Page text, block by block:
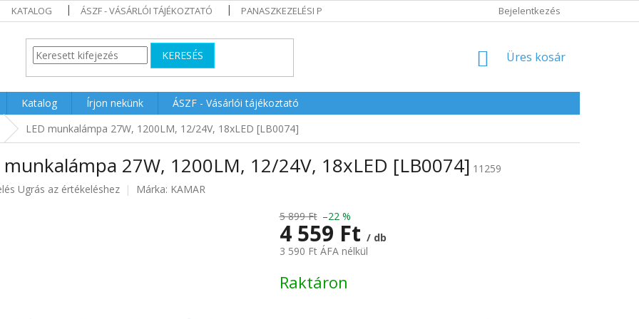
KATALOG ÁSZF - VÁSÁRLÓI TÁJÉKOZTATÓ PANASZKEZELÉSI POLITIKA Bejelentkezés
KERESÉS KOSÁR
Üres kosár
Katalog Írjon nekünk
ÁSZF - Vásárlói tájékoztató
LED munkalámpa 27W, 1200LM, 12/24V, 18xLED [LB0074]
munkalámpa 27W, 1200LM, 12/24V, 18xLED [LB0074] 11259
Ugrás az értékeléshez Márka: KAMAR
5 899 Ft –22 %
4 559 Ft / db
3 590 Ft ÁFA nélkül
Raktáron